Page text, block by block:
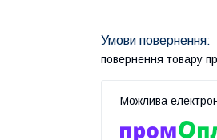
повернення товару